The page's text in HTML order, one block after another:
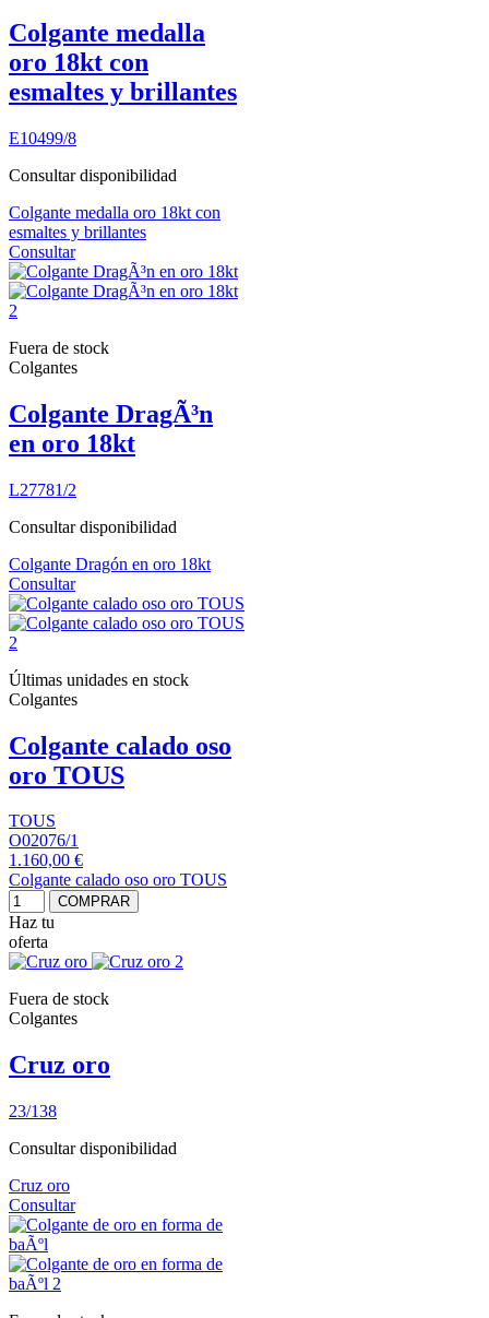
Colgante medalla
oro 18kt con
esmaltes y brillantes
E10499/8
Consultar disponibilidad
Colgante medalla oro 18kt con
esmaltes y brillantes
Consultar
Fuera de stock
Colgantes
Colgante DragÃ³n
en oro 18kt
L27781/2
Consultar disponibilidad
Colgante Dragón en oro 18kt
Consultar
Últimas unidades en stock
Colgantes
Colgante calado oso
oro TOUS
TOUS
O02076/1
1.160,00 €
Colgante calado oso oro TOUS
COMPRAR
Haz tu
oferta
Fuera de stock
Colgantes
Cruz oro
23/138
Consultar disponibilidad
Cruz oro
Consultar